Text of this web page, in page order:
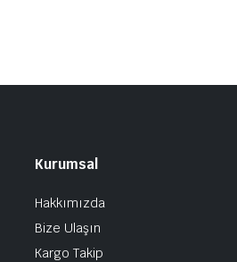
Kurumsal
Hakkımızda
Bize Ulaşın
Kargo Takip